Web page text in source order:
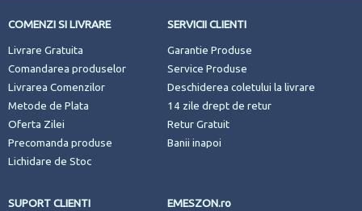
COMENZI SI LIVRARE
Livrare Gratuita
Comandarea produselor
Livrarea Comenzilor
Metode de Plata
Oferta Zilei
Precomanda produse
Lichidare de Stoc
SERVICII CLIENTI
Garantie Produse
Service Produse
Deschiderea coletului la livrare
14 zile drept de retur
Retur Gratuit
Banii inapoi
SUPORT CLIENTI EMESZON.ro